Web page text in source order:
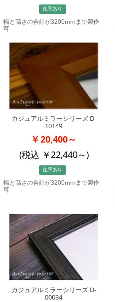
在庫あり
幅と高さの合計が3200mmまで製作
可
カジュアルミラーシリーズ D-
10149
20,400～
(税込
22,440～)
在庫あり
幅と高さの合計が3200mmまで製作
可
カジュアルミラーシリーズ D-
00034